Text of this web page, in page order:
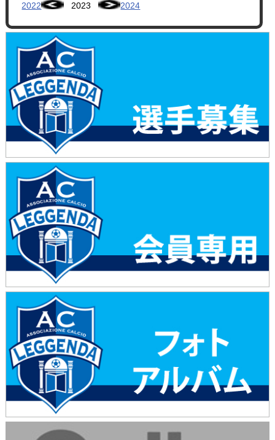
2022 2023 2024